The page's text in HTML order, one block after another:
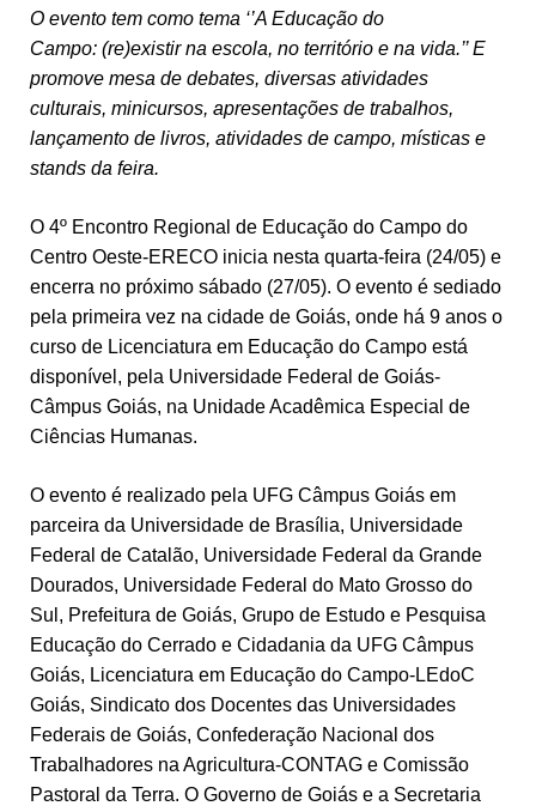
O evento tem como tema ‘’A Educação do
Campo: (re)existir na escola, no território e na vida.’’ E
promove mesa de debates, diversas atividades
culturais, minicursos, apresentações de trabalhos,
lançamento de livros, atividades de campo, místicas e
stands da feira.
O 4º Encontro Regional de Educação do Campo do
Centro Oeste-ERECO inicia nesta quarta-feira (24/05) e
encerra no próximo sábado (27/05). O evento é sediado
pela primeira vez na cidade de Goiás, onde há 9 anos o
curso de Licenciatura em Educação do Campo está
disponível, pela Universidade Federal de Goiás-
Câmpus Goiás, na Unidade Acadêmica Especial de
Ciências Humanas.
O evento é realizado pela UFG Câmpus Goiás em
parceira da Universidade de Brasília, Universidade
Federal de Catalão, Universidade Federal da Grande
Dourados, Universidade Federal do Mato Grosso do
Sul, Prefeitura de Goiás, Grupo de Estudo e Pesquisa
Educação do Cerrado e Cidadania da UFG Câmpus
Goiás, Licenciatura em Educação do Campo-LEdoC
Goiás, Sindicato dos Docentes das Universidades
Federais de Goiás, Confederação Nacional dos
Trabalhadores na Agricultura-CONTAG e Comissão
Pastoral da Terra. O Governo de Goiás e a Secretaria